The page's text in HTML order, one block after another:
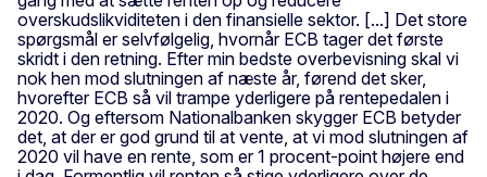
overskudslikviditeten i den finansielle sektor. [...] Det store
spørgsmål er selvfølgelig, hvornår ECB tager det første
skridt i den retning. Efter min bedste overbevisning skal vi
nok hen mod slutningen af næste år, førend det sker,
hvorefter ECB så vil trampe yderligere på rentepedalen i
2020. Og eftersom Nationalbanken skygger ECB betyder
det, at der er god grund til at vente, at vi mod slutningen af
2020 vil have en rente, som er 1 procent-point højere end